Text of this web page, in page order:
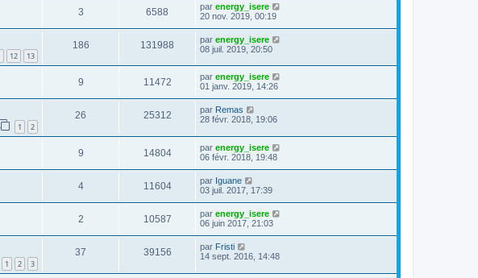
3 6588 par energy_isere
20 nov. 2019, 00:19
12 13
186 131988 par energy_isere
08 juil. 2019, 20:50
9 11472 par energy_isere
01 janv. 2019, 14:26
1 2
26 25312 par Remas
28 févr. 2018, 19:06
9 14804 par energy_isere
06 févr. 2018, 19:48
4 11604 par Iguane
03 juil. 2017, 17:39
2 10587 par energy_isere
06 juin 2017, 21:03
1 2 3
37 39156 par Fristi
14 sept. 2016, 14:48